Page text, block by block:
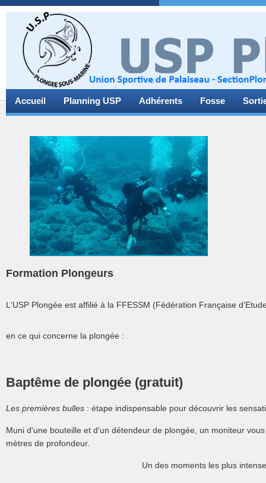
Accueil Planning USP Adhérents Fosse
Formation Plongeurs
L'USP Plongée est affilié à la FFESSM (Fédération Française
en ce qui concerne la plongée :
Baptême de plongée (gratuit)
Les premières bulles : étape indispensable pour découvrir les
Muni d'une bouteille et d'un détendeur de plongée, un moniteur
mètres de profondeur.
Un des moments les plus